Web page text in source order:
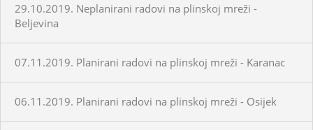
29.10.2019. Neplanirani radovi na plinskoj mreži -
Beljevina
07.11.2019. Planirani radovi na plinskoj mreži - Karanac
06.11.2019. Planirani radovi na plinskoj mreži - Osijek